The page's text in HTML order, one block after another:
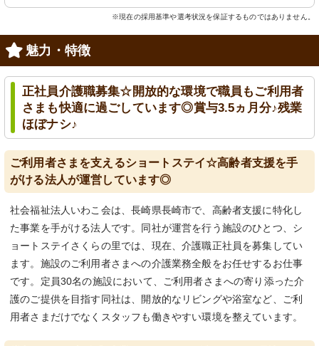
※現在の採用基準や選考状況を保証するものではありません。
魅力・特徴
正社員介護職募集☆開放的な環境で職員もご利用者
さまも快適に過ごしています◎賞与3.5ヵ月分♪残業
ほぼナシ♪
ご利用者さまを支えるショートステイ☆高齢者支援を手
がける法人が運営しています◎
社会福祉法人いわこ会は、長崎県長崎市で、高齢者支援に特化し
た事業を手がける法人です。同社が運営を行う施設のひとつ、シ
ョートステイさくらの里では、現在、介護職正社員を募集してい
ます。施設のご利用者さまへの介護業務全般をお任せするお仕事
です。定員30名の施設において、ご利用者さまへの寄り添った介
護のご提供を目指す同社は、開放的なリビングや浴室など、ご利
用者さまだけでなくスタッフも働きやすい環境を整えています。